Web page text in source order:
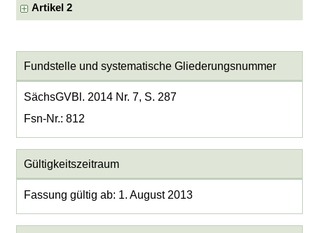
Artikel 2
Fundstelle und systematische Gliederungsnummer
SächsGVBl. 2014 Nr. 7, S. 287
Fsn-Nr.: 812
Gültigkeitszeitraum
Fassung gültig ab: 1. August 2013